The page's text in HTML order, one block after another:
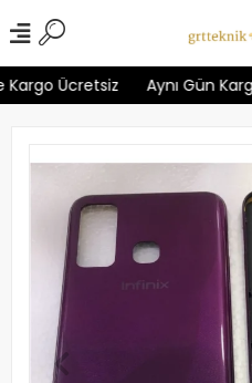
Ücretsiz Aynı Gün Kargo